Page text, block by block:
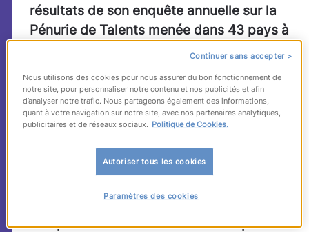
résultats de son enquête annuelle sur la
Pénurie de Talents menée dans 43 pays à
travers le monde. En France, les difficultés
chefs d’entreprise interrogés. Parmi les
raisons invoquées figure d’abord le
manque de candidats disponibles puis le
manque de qualification spécifique.
Confrontés à ce défi, 35% des chefs
désormais la formation et la montée en
compétences de leurs salariés en poste.
Continuer sans accepter >
Nous utilisons des cookies pour nous assurer du bon fonctionnement de
notre site, pour personnaliser notre contenu et nos publicités et afin
d’analyser notre trafic. Nous partageons également des informations,
quant à votre navigation sur notre site, avec nos partenaires analytiques,
publicitaires et de réseaux sociaux. Politique de Cookies.
Autoriser tous les cookies
Paramètres des cookies